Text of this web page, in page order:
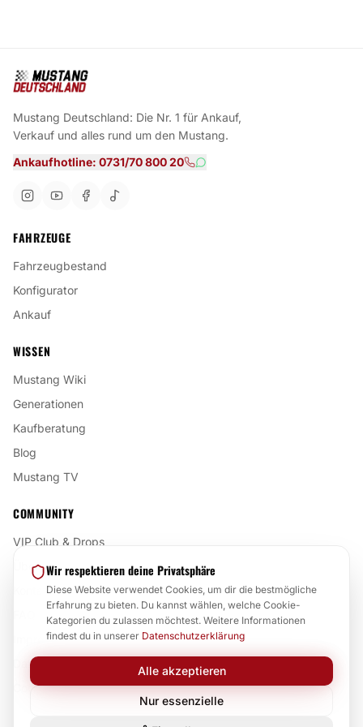
Mustang Deutschland: Die Nr. 1 für Ankauf,
Verkauf und alles rund um den Mustang.
Ankaufhotline: 0731/70 800 20
FAHRZEUGE
Fahrzeugbestand
Konfigurator
Ankauf
WISSEN
Mustang Wiki
Generationen
Kaufberatung
Blog
Mustang TV
COMMUNITY
VIP Club & Drops
Über uns
Kontakt
Impressum
Datenschutz
Cookie-Einstellungen
Wir respektieren deine Privatsphäre
Diese Website verwendet Cookies, um dir die bestmögliche
Erfahrung zu bieten. Du kannst wählen, welche Cookie-
Kategorien du zulassen möchtest. Weitere Informationen
findest du in unserer Datenschutzerklärung
Alle akzeptieren
Nur essenzielle